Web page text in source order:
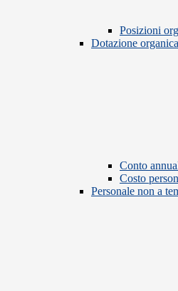
Posizioni
Dotazione organica
Conto
Costo
Personale non a